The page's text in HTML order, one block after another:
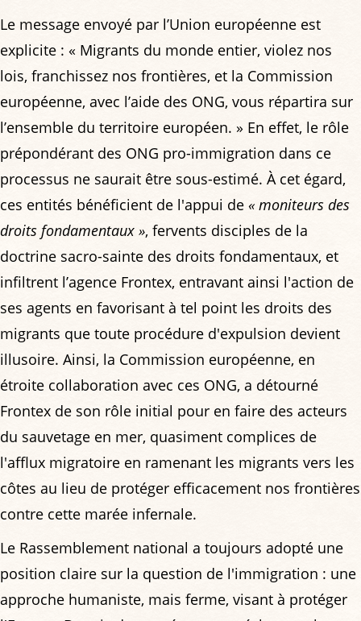
Le message envoyé par l’Union européenne est
explicite : « Migrants du monde entier, violez nos
lois, franchissez nos frontières, et la Commission
européenne, avec l’aide des ONG, vous répartira sur
l’ensemble du territoire européen. » En effet, le rôle
prépondérant des ONG pro-immigration dans ce
processus ne saurait être sous-estimé. À cet égard,
ces entités bénéficient de l'appui de « moniteurs des
droits fondamentaux », fervents disciples de la
doctrine sacro-sainte des droits fondamentaux, et
infiltrent l’agence Frontex, entravant ainsi l'action de
ses agents en favorisant à tel point les droits des
migrants que toute procédure d'expulsion devient
illusoire. Ainsi, la Commission européenne, en
étroite collaboration avec ces ONG, a détourné
Frontex de son rôle initial pour en faire des acteurs
du sauvetage en mer, quasiment complices de
l'afflux migratoire en ramenant les migrants vers les
côtes au lieu de protéger efficacement nos frontières
contre cette marée infernale.
Le Rassemblement national a toujours adopté une
position claire sur la question de l'immigration : une
approche humaniste, mais ferme, visant à protéger